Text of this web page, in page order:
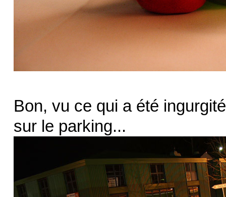
Bon, vu ce qui a été
sur le parking...